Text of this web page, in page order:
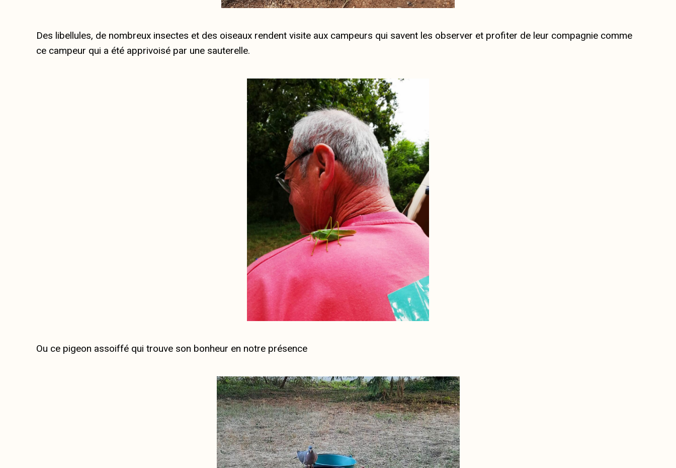
Des libellules, de nombreux insectes et des oiseaux rendent visite aux campeurs qui savent les observer et profiter de leur compagnie comme
ce campeur qui a été apprivoisé par une sauterelle.
Ou ce pigeon assoiffé qui trouve son bonheur en notre présence